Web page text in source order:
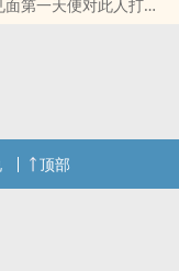
第一天便对此人打上
）》还不错的话请不
顶部